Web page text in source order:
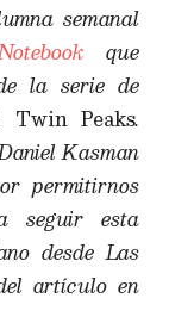
semanal
que
la serie de
Twin Peaks.
Kasman
permitirnos
seguir esta
desde Las
artículo en